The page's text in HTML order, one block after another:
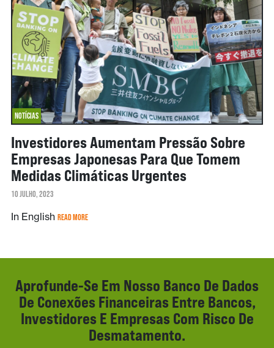
NOTÍCIAS
Investidores Aumentam Pressão Sobre
Empresas Japonesas Para Que Tomem
Medidas Climáticas Urgentes
10 JULHO, 2023
In English READ MORE
Aprofunde-Se Em Nosso Banco De Dados
De Conexões Financeiras Entre Bancos,
Investidores E Empresas Com Risco De
Desmatamento.